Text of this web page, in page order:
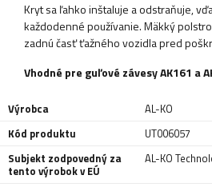
Kryt sa ľahko inštaluje a odstraňuje,
každodenné používanie. Mäkký
zadnú časť ťažného vozidla pred
Vhodné pre guľové závesy AK161 a
Výrobca
AL-KO
Kód produktu
UT006057
Subjekt zodpovedný za
tento výrobok v EÚ
AL-KO